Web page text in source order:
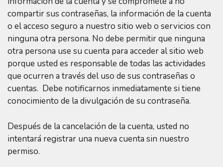
compartir sus contraseñas, la información de la cuenta
o el acceso seguro a nuestro sitio web o servicios con
ninguna otra persona. No debe permitir que ninguna
otra persona use su cuenta para acceder al sitio web
porque usted es responsable de todas las actividades
que ocurren a través del uso de sus contraseñas o
cuentas. Debe notificarnos inmediatamente si tiene
conocimiento de la divulgación de su contraseña.
Después de la cancelación de la cuenta, usted no
intentará registrar una nueva cuenta sin nuestro
permiso.